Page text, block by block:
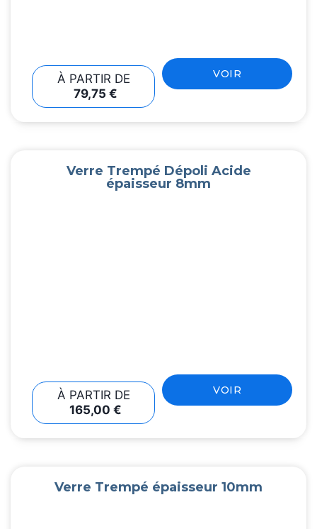
À PARTIR DE
79,75 €
VOIR
Verre Trempé Dépoli Acide
épaisseur 8mm
À PARTIR DE
165,00 €
VOIR
Verre Trempé épaisseur 10mm